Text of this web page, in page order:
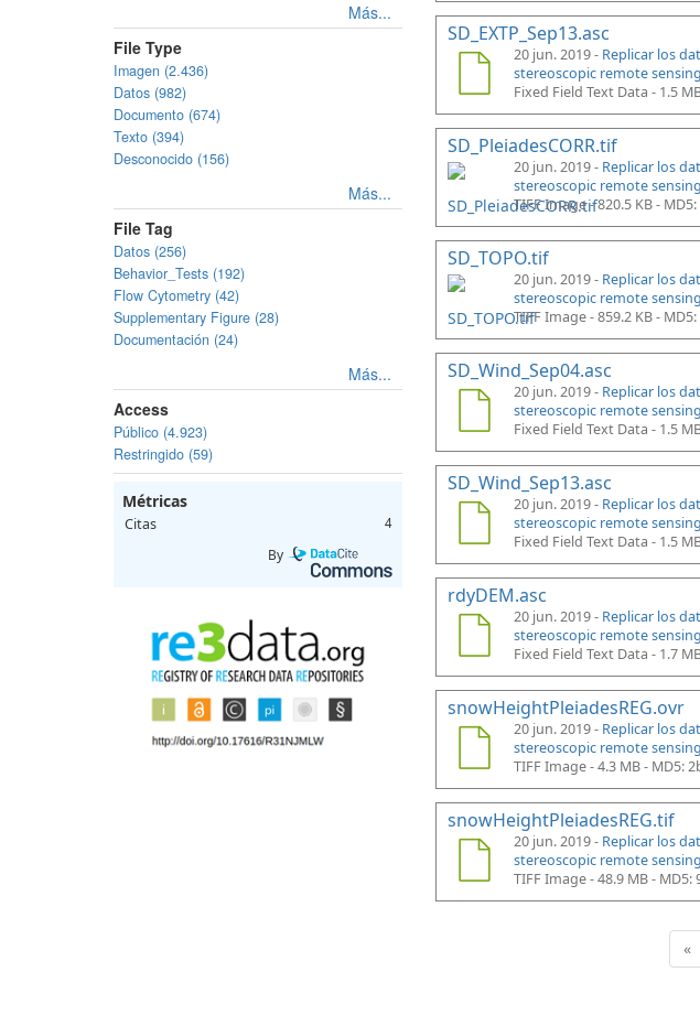
Más...
File Type
Imagen (2.436)
Datos (982)
Documento (674)
Texto (394)
Desconocido (156)
Más...
File Tag
Datos (256)
Behavior_Tests (192)
Flow Cytometry (42)
Supplementary Figure (28)
Documentación (24)
Más...
Access
Público (4.923)
Restringido (59)
Métricas
Citas 4
By
SD_EXTP_Sep13.asc
20 jun. 2019 - Replicar los
stereoscopic remote sensing
Fixed Field Text Data - 1.5
SD_PleiadesCORR.tif
20 jun. 2019 - Replicar los
stereoscopic remote sensing
TIFF Image - 820.5 KB -
SD_TOPO.tif
20 jun. 2019 - Replicar los
stereoscopic remote sensing
TIFF Image - 859.2 KB -
SD_Wind_Sep04.asc
20 jun. 2019 - Replicar los
stereoscopic remote sensing
Fixed Field Text Data - 1.5
SD_Wind_Sep13.asc
20 jun. 2019 - Replicar los
stereoscopic remote sensing
Fixed Field Text Data - 1.5
rdyDEM.asc
20 jun. 2019 - Replicar los
stereoscopic remote sensing
Fixed Field Text Data - 1.7
snowHeightPleiadesREG.ovr
20 jun. 2019 - Replicar los
stereoscopic remote sensing
TIFF Image - 4.3 MB - MD5:
snowHeightPleiadesREG.tif
20 jun. 2019 - Replicar los
stereoscopic remote sensing
TIFF Image - 48.9 MB - MD5:
«